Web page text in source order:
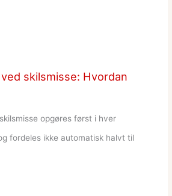
skilsmisse: Hvordan
opgøres først i hver
fordeles ikke automatisk halvt til